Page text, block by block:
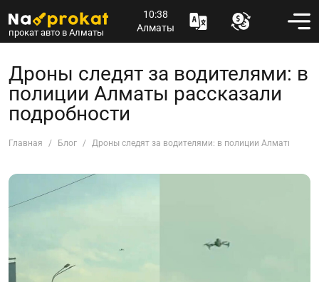
прокат авто в Алматы
10:38
Алматы
Дроны следят за водителями: в
полиции Алматы рассказали
подробности
Главная Блог Дроны следят за водителями: в полиции Алматы